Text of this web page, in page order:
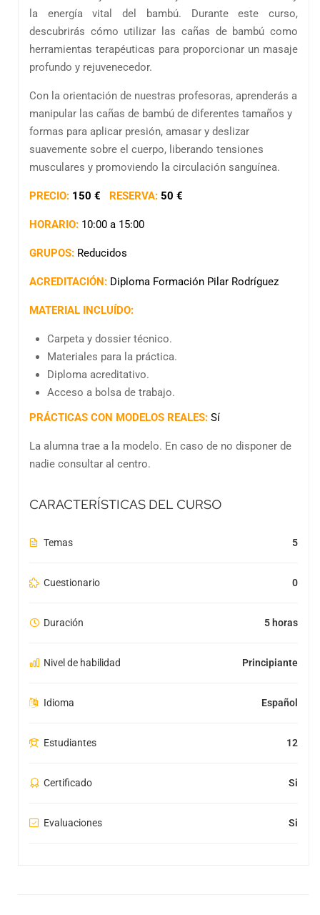
la energía vital del bambú. Durante este curso,
descubrirás cómo utilizar las cañas de bambú como
herramientas terapéuticas para proporcionar un masaje
profundo y rejuvenecedor.
Con la orientación de nuestras profesoras, aprenderás a
manipular las cañas de bambú de diferentes tamaños y
formas para aplicar presión, amasar y deslizar
suavemente sobre el cuerpo, liberando tensiones
musculares y promoviendo la circulación sanguínea.
PRECIO: 150 € RESERVA: 50 €
HORARIO: 10:00 a 15:00
GRUPOS: Reducidos
ACREDITACIÓN: Diploma Formación Pilar Rodríguez
MATERIAL INCLUÍDO:
Carpeta y dossier técnico.
Materiales para la práctica.
Diploma acreditativo.
Acceso a bolsa de trabajo.
PRÁCTICAS CON MODELOS REALES: Sí
La alumna trae a la modelo. En caso de no disponer de
nadie consultar al centro.
CARACTERÍSTICAS DEL CURSO
Temas 5
Cuestionario 0
Duración 5 horas
Nivel de habilidad Principiante
Idioma Español
Estudiantes 12
Certificado Si
Evaluaciones Si